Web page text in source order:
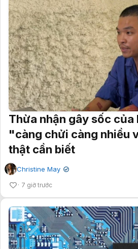
Thừa nhận gây sốc của
"càng chửi càng nhiều
thật cần biết
Christine May ✔
7 giờ trước